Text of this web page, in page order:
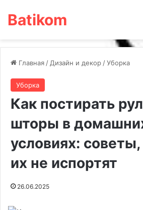
Batikom
Главная / Дизайн и декор /Уборка
Уборка
Как постирать
шторы в
условиях:
их не испортят
26.06.2025